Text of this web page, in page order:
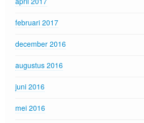
februari 2017
december 2016
augustus 2016
juni 2016
mei 2016